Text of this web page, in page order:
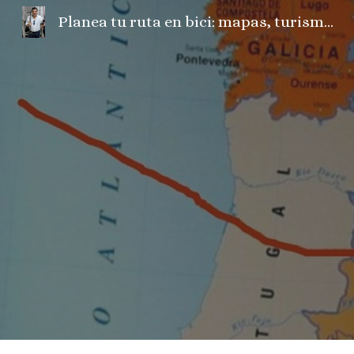
Planea tu ruta en bici: mapas, turismo, fotos, camper, el tiempo...